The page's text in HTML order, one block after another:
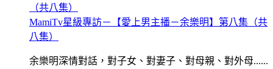
MamiTv星級專訪－【愛上男主播－余樂明】第八集（共
八集）
余樂明深情對話，對子女、對妻子、對母親、對外母......